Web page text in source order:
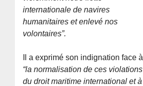
internationale de navires
humanitaires et enlevé nos
volontaires”.
Il a exprimé son indignation face à
“la normalisation de ces violations
du droit maritime international et à